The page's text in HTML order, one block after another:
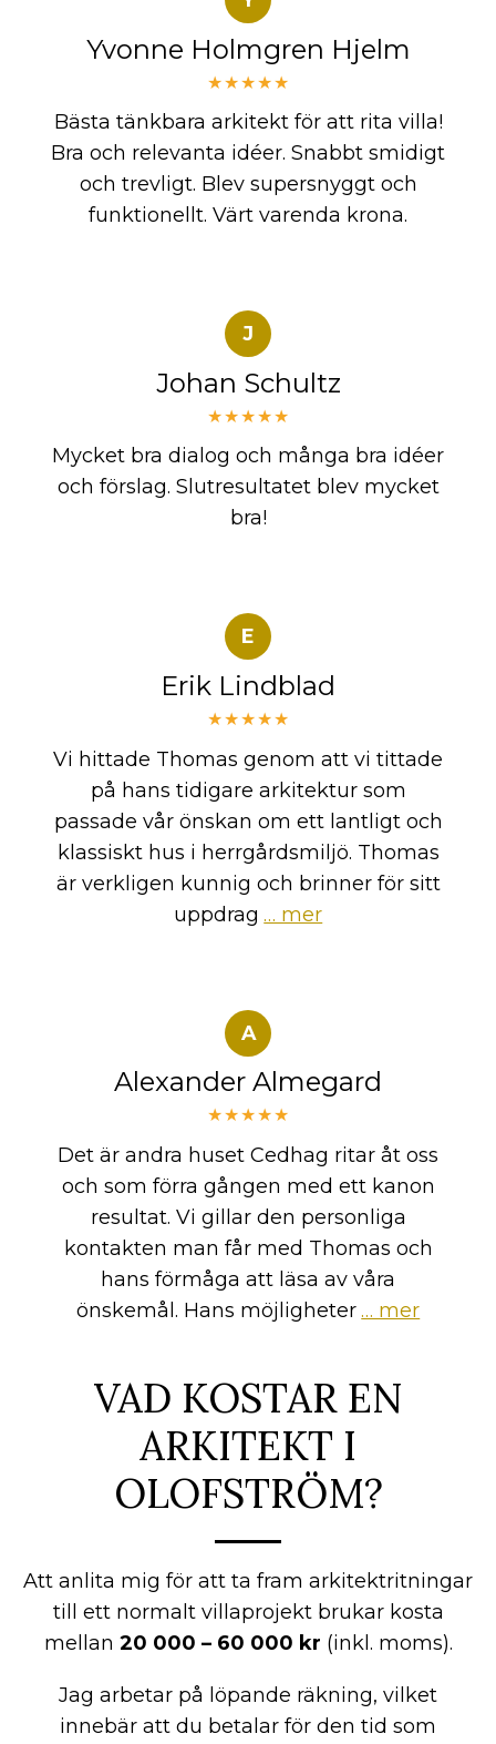
Yvonne Holmgren Hjelm
★★★★★
Bästa tänkbara arkitekt för att rita villa!
Bra och relevanta idéer. Snabbt smidigt
och trevligt. Blev supersnyggt och
funktionellt. Värt varenda krona.
J
Johan Schultz
★★★★★
Mycket bra dialog och många bra idéer
och förslag. Slutresultatet blev mycket
bra!
E
Erik Lindblad
★★★★★
Vi hittade Thomas genom att vi tittade
på hans tidigare arkitektur som
passade vår önskan om ett lantligt och
klassiskt hus i herrgårdsmiljö. Thomas
är verkligen kunnig och brinner för sitt
uppdrag … mer
A
Alexander Almegard
★★★★★
Det är andra huset Cedhag ritar åt oss
och som förra gången med ett kanon
resultat. Vi gillar den personliga
kontakten man får med Thomas och
hans förmåga att läsa av våra
önskemål. Hans möjligheter … mer
VAD KOSTAR EN
ARKITEKT I
OLOFSTRÖM?
Att anlita mig för att ta fram arkitektritningar
till ett normalt villaprojekt brukar kosta
mellan 20 000 – 60 000 kr (inkl. moms).
Jag arbetar på löpande räkning, vilket
innebär att du betalar för den tid som